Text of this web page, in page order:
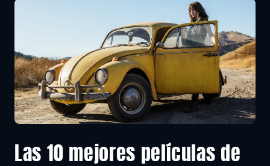
Las 10 mejores películas de